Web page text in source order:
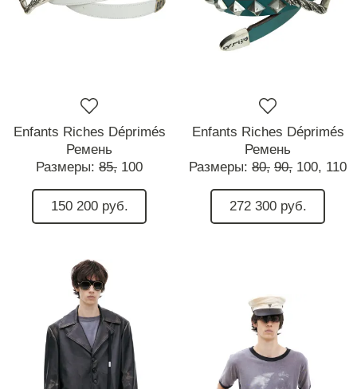
Enfants Riches Déprimés
Ремень
Размеры: 85, 100
150 200 руб.
Enfants Riches Déprimés
Ремень
Размеры: 80, 90, 100, 110
272 300 руб.